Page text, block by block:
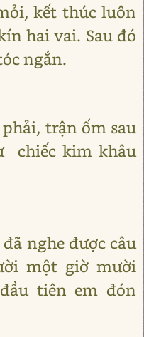
kết thúc luôn
hai vai. Sau đó
ngắn.
trận ốm sau
chiếc kim khâu
nghe được câu
một giờ mười
tiên em đón